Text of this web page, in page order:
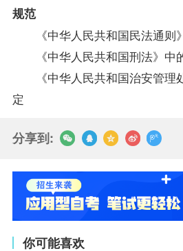
规范
《中华人民共和国民法通则
《中华人民共和国刑法》中
《中华人民共和国治安管理
定
分享到:
你可能喜欢